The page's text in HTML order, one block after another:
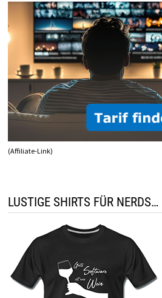
(Affiliate-Link)
LUSTIGE SHIRTS FÜR NERDS…